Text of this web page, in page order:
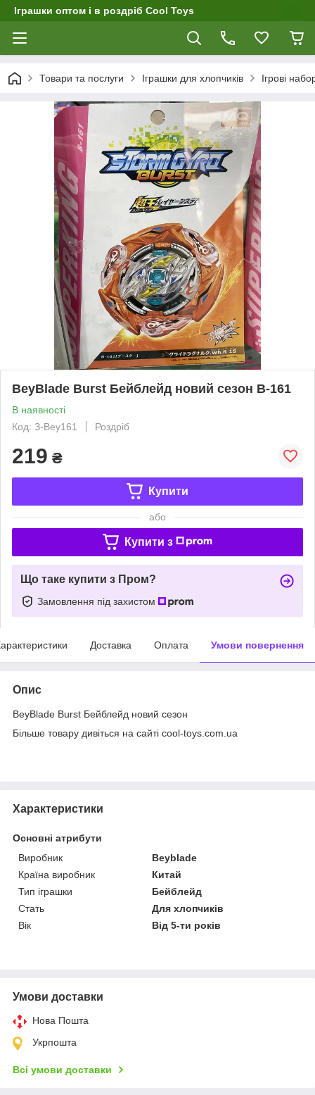
Іграшки оптом і в роздріб Cool Toys
Товари та послуги Іграшки для хлопчиків Ігрові
BeyBlade Burst Бейблейд новий сезон В-161
В наявності
Код: З-Bey161
Роздріб
219 ₴
Купити
або
Купити з
Що таке купити з Пром?
Замовлення під захистом
Доставка Оплата Умови повернення
Опис
BeyBlade Burst Бейблейд новий сезон
Більше товару дивіться на сайті cool-toys.com.ua
Характеристики
Основні атрибути
Виробник
Beyblade
Країна виробник
Китай
Тип іграшки
Бейблейд
Стать
Для хлопчиків
Вік
Від 5-ти років
Умови доставки
Нова Пошта
Укрпошта
Всі умови доставки